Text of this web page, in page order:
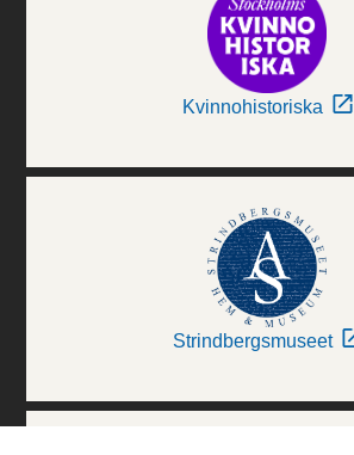
Kvinnohistoriska
Strindbergsmuseet